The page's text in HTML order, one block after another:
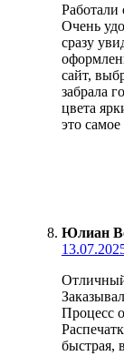
Работали
Очень
сразу
сайт,
забрала
цвета
это самое
Юлиан
Процесс
быстрая,